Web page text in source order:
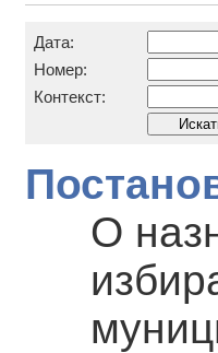
Дата:
Номер:
Контекст:
О